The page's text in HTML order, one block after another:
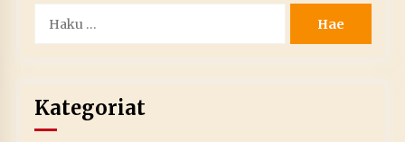
Kategoriat